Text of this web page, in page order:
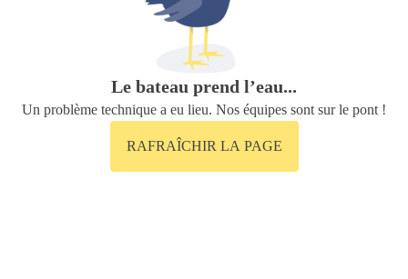
Le bateau prend l’eau...
Un problème technique a eu lieu. Nos équipes sont sur le pont !
RAFRAÎCHIR LA PAGE